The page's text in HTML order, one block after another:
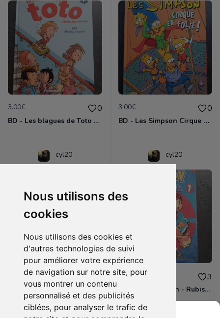
Nous utilisons des
cookies
Nous utilisons des cookies et
d'autres technologies de suivi
pour améliorer votre expérience
de navigation sur notre site, pour
vous montrer un contenu
personnalisé et des publicités
ciblées, pour analyser le trafic de
3.00€ 0
BD - Les blagues de Toto - L'école des vannes - Tome 1
3.00€ 0
BD - Les Simpson Cirque en folie ! - Tome 11
cyl20
3.00€ 0
BD - Les Simpson - Sous les projecteurs - Tome 13
cyl20
4.00€ 3
Manga - Pokémon - Rubis et Saphir - Tome 1